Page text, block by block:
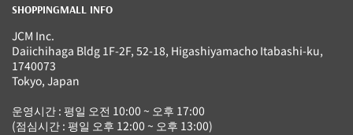
SHOPPINGMALL INFO
JCM Inc.
Daiichihaga Bldg 1F-2F, 52-18, Higashiyamacho Itabashi-ku,
1740073
Tokyo, Japan
운영시간 : 평일 오전 10:00 ~ 오후 17:00
(점심시간 : 평일 오후 12:00 ~ 오후 13:00)